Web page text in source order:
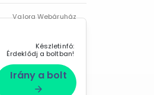
Valora Webáruház
Készletinfó:
Érdeklődj a boltban!
Irány a bolt
arrow_forward